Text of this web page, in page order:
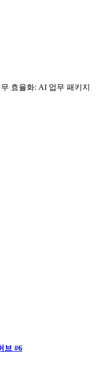
효율화: AI 업무 패키지
브 #6